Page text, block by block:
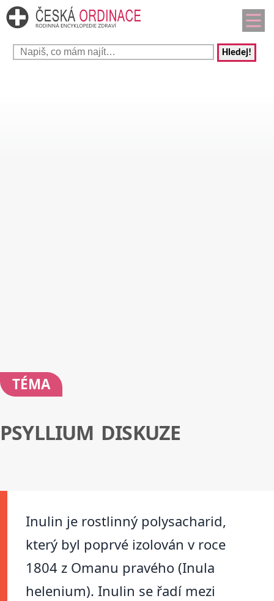
Hledej!
TÉMA
PSYLLIUM DISKUZE
Inulin je rostlinný polysacharid,
který byl poprvé izolován v roce
1804 z Omanu pravého (Inula
helenium). Inulin se řadí mezi